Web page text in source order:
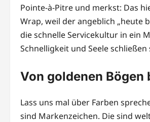
Pointe-à-Pitre und merkst: Das
Wrap, weil der angeblich „heute
die schnelle Servicekultur in ein
Schnelligkeit und Seele
Von goldenen Bögen
Lass uns mal über Farben
sind Markenzeichen. Die sind